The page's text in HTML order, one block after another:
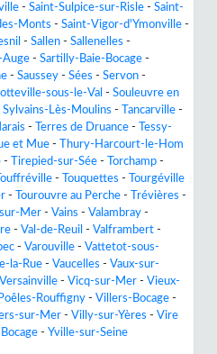
- Saint-Sulpice-sur-Risle - Saint-
Monts - Saint-Vigor-d'Ymonville -
- Sallen - Sallenelles -
Auge - Sartilly-Baie-Bocage -
- Saussey - Sées - Servon -
sous-le-Val - Souleuvre en
Sylvains-Lès-Moulins - Tancarville -
- Terres de Druance -
Tessy-
et Mue -
Thury-Harcourt-le-Hom
- Tirepied-sur-Sée - Torchamp -
Touffréville - Touquettes -
Tourgéville
- Tourouvre au Perche - Trévières -
sur-Mer - Vains - Valambray -
- Val-de-Reuil - Valframbert -
- Varouville - Vattetot-sous-
la-Rue - Vaucelles - Vaux-sur-
Versainville - Vicq-sur-Mer - Vieux-
Rouffigny - Villers-Bocage -
sur-Mer - Villy-sur-Yères - Vire
- Yville-sur-Seine